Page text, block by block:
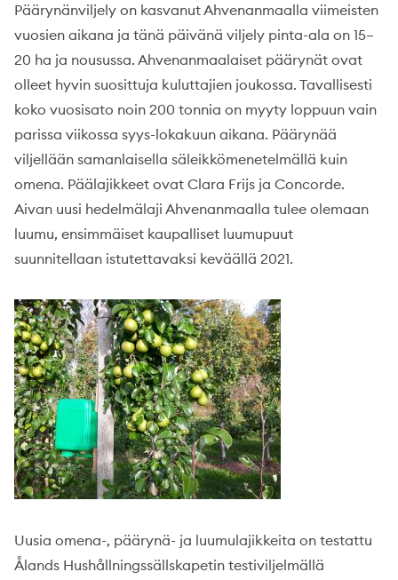
Päärynänviljely on kasvanut Ahvenanmaalla viimeisten
vuosien aikana ja tänä päivänä viljely pinta-ala on 15–
20 ha ja nousussa. Ahvenanmaalaiset päärynät ovat
olleet hyvin suosittuja kuluttajien joukossa. Tavallisesti
koko vuosisato noin 200 tonnia on myyty loppuun vain
parissa viikossa syys-lokakuun aikana. Päärynää
viljellään samanlaisella säleikkömenetelmällä kuin
omena. Päälajikkeet ovat Clara Frijs ja Concorde.
Aivan uusi hedelmälaji Ahvenanmaalla tulee olemaan
luumu, ensimmäiset kaupalliset luumupuut
suunnitellaan istutettavaksi keväällä 2021.
Uusia omena-, päärynä- ja luumulajikkeita on testattu
Ålands Hushållningssällskapetin testiviljelmällä